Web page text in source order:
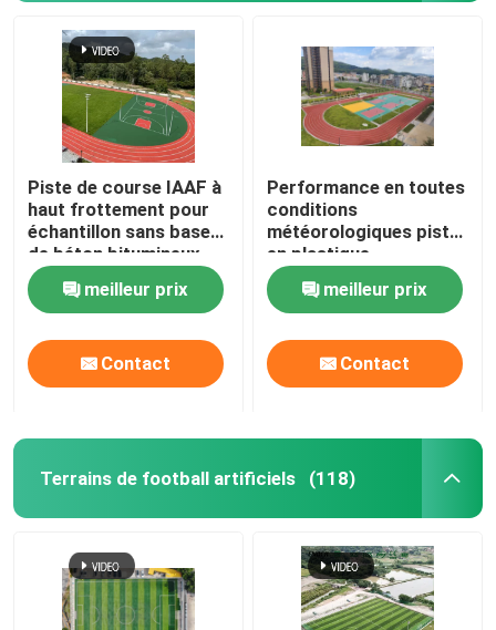
Piste de course IAAF à
haut frottement pour
échantillon sans base
de béton bitumineux
meilleur prix
Contact
Performance en toutes
conditions
météorologiques piste
en plastique
polyuréthane à haute
frictionmeilleur prix
Contact
Terrains de football artificiels (118)